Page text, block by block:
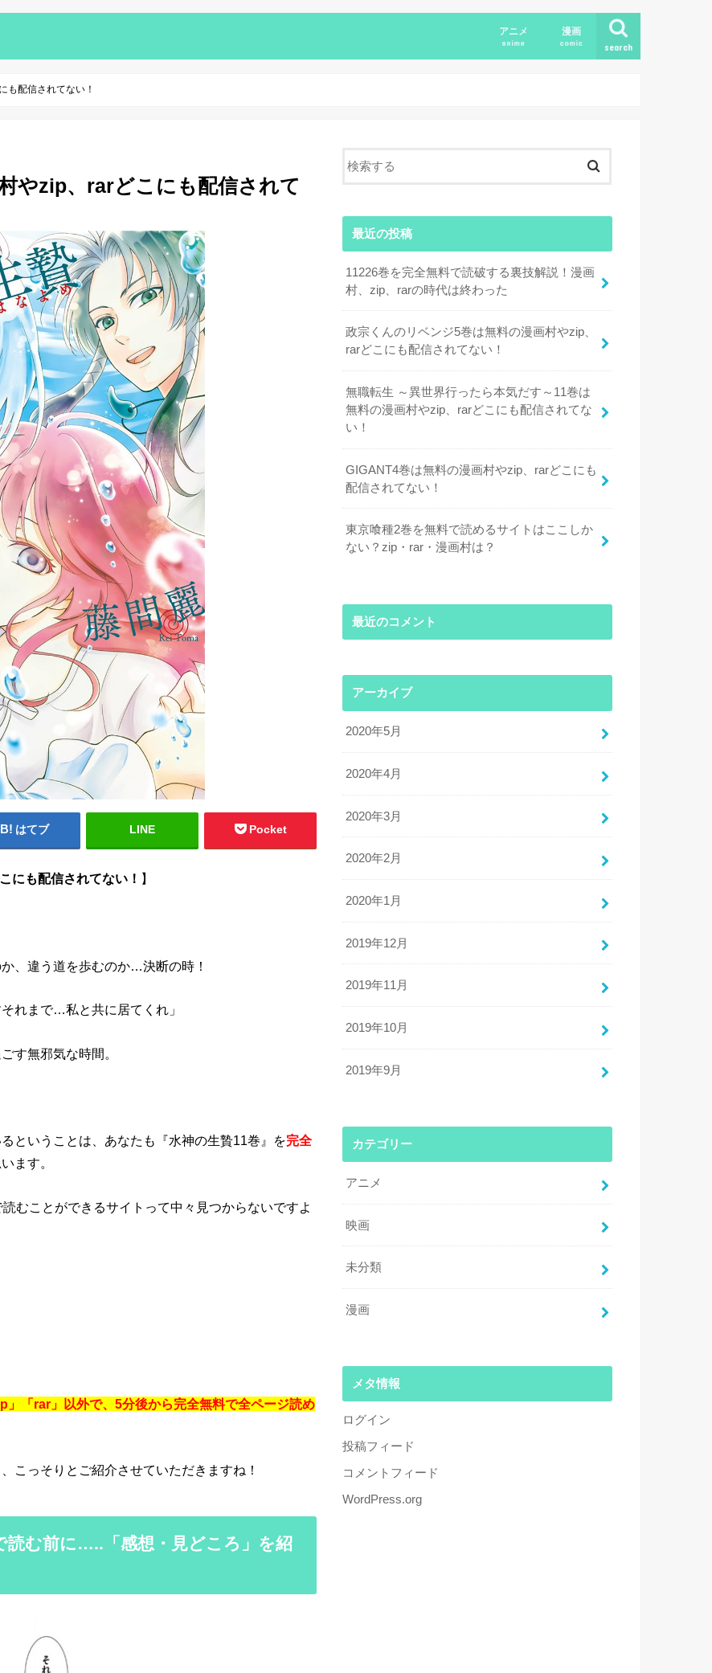
search
アニメ
anime
漫画
comic
も配信されてない！
やzip、rarどこにも配信されて
はてブ LINE Pocket
にも配信されてない！ 】
違う道を歩むのか…決断の時！
れまで…私と共に居てくれ」
す無邪気な時間。
ということは、あなたも『水神の生贄11巻』を完全
ます。
むことができるサイトって中々見つからないですよ
」「rar」以外で、5分後から完全無料で全ページ読め
こっそりとご紹介させていただきますね！
読む前に…..「感想・見どころ」を紹
最近の投稿
11226巻を完全無料で読破する裏技解説！漫画
村、zip、rarの時代は終わった
政宗くんのリベンジ5巻は無料の漫画村やzip、
rarどこにも配信されてない！
無職転生 ～異世界行ったら本気だす～11巻は
無料の漫画村やzip、rarどこにも配信されてな
い！
GIGANT4巻は無料の漫画村やzip、rarどこにも
配信されてない！
東京喰種2巻を無料で読めるサイトはここしか
ない？zip・rar・漫画村は？
最近のコメント
アーカイブ
2020年5月
2020年4月
2020年3月
2020年2月
2020年1月
2019年12月
2019年11月
2019年10月
2019年9月
カテゴリー
アニメ
映画
未分類
漫画
メタ情報
ログイン
投稿フィード
コメントフィード
WordPress.org